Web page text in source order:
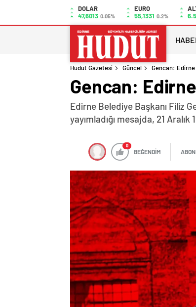
DOLAR
47,6013 0.05%
EURO
55,1331 0.2%
Hudut Gazetesi Güncel Gencan:
Gencan:
Edirne Belediye Başkanı Filiz
yayımladığı mesajda, 21
0
BEĞENDİM